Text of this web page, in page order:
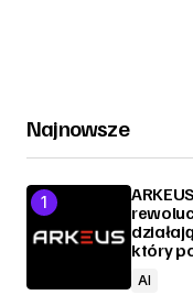
Najnowsze
który
AI